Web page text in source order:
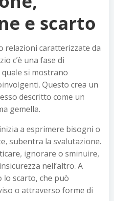
e scarto
relazioni caratterizzate da
c’è una fase di
si mostrano
Questo crea un
descritto come un
gemella.
a esprimere bisogni o
subentra la svalutazione.
ignorare o sminuire,
nell’altro. A
lo scarto, che può
o attraverso forme di